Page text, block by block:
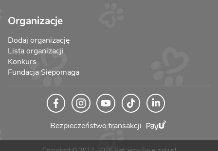
Organizacje
Dodaj organizację
Lista organizacji
Konkurs
Fundacja Siepomaga
Bezpieczeństwo transakcji